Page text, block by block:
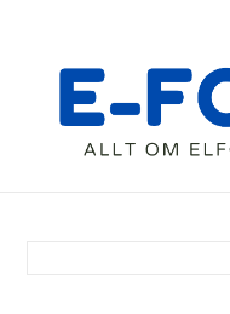
content